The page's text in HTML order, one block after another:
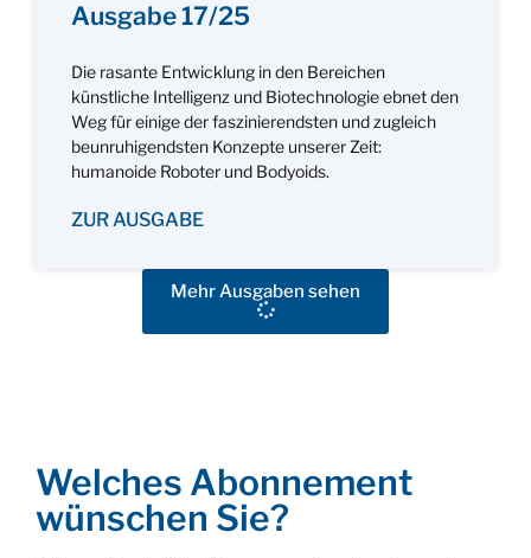
Ausgabe 17/25
Die rasante Entwicklung in den Bereichen
künstliche Intelligenz und Biotechnologie ebnet den
Weg für einige der faszinierendsten und zugleich
beunruhigendsten Konzepte unserer Zeit:
humanoide Roboter und Bodyoids.
ZUR AUSGABE
Mehr Ausgaben sehen
Welches Abonnement
wünschen Sie?